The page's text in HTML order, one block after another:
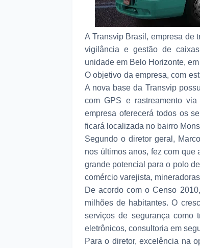
A Transvip Brasil, empresa de
vigilância e gestão de
unidade em Belo Horizonte,
O objetivo da empresa, com
A nova base da Transvip
com GPS e rastreamento
empresa oferecerá todos os
ficará localizada no bairro
Segundo o diretor geral,
nos últimos anos, fez com que
grande potencial para o polo
comércio varejista,
De acordo com o Censo
milhões de habitantes. O
serviços de segurança como
eletrônicos, consultoria em
Para o diretor, excelência na